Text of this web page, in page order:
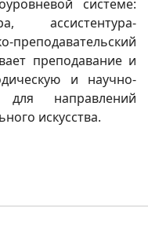
системе:
ассистентура-
преподавание и
и научно-
для направлений
искусства.